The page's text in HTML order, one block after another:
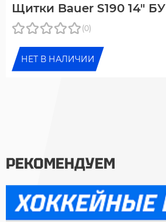
Щитки Bauer S190 14" БУ
(0)
НЕТ В НАЛИЧИИ
РЕКОМЕНДУЕМ